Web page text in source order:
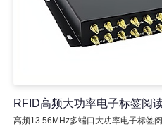
RFID高频大功率电子标签阅
高频13.56MHz多端口大功率电子标签